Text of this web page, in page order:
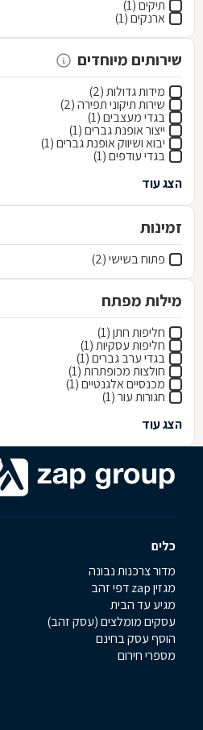
תיקים (1)
ארנקים (1)
שירותים מיוחדים
מידות גדולות (2)
שירות תיקוני תפירה (2)
בגדי מעצבים (1)
ייצור אופנת גברים (1)
יבוא ושיווק אופנת גברים (1)
בגדי עודפים (1)
הצג עוד
זמינות
פתוח בשישי (2)
מילות מפתח
חליפות חתן (1)
חליפות עסקיות (1)
בגדי ערב גברים (1)
חולצות מכופתרות (1)
מכנסיים אלגנטיים (1)
חגורות עור (1)
הצג עוד
כלים
מדור צרכנות נבונה
מגזין zap דפי זהב
מגיע עד הבית
עסקים מומלצים (עסק זהב)
הוסף עסק בחינם
מספרי חירום